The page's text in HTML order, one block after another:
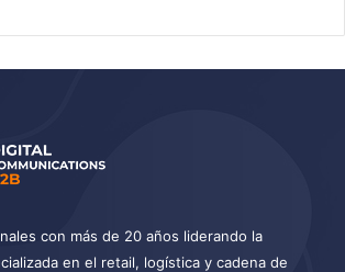
con más de 20 años liderando la
en el retail, logística y cadena de